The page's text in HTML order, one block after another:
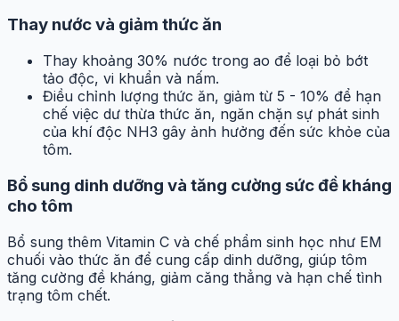
Thay nước và giảm thức ăn
Thay khoảng 30% nước trong ao để loại bỏ bớt
tảo độc, vi khuẩn và nấm.
Điều chỉnh lượng thức ăn, giảm từ 5 - 10% để hạn
chế việc dư thừa thức ăn, ngăn chặn sự phát sinh
của khí độc NH3 gây ảnh hưởng đến sức khỏe của
tôm.
Bổ sung dinh dưỡng và tăng cường sức đề kháng
cho tôm
Bổ sung thêm Vitamin C và chế phẩm sinh học như EM
chuối vào thức ăn để cung cấp dinh dưỡng, giúp tôm
tăng cường đề kháng, giảm căng thẳng và hạn chế tình
trạng tôm chết.